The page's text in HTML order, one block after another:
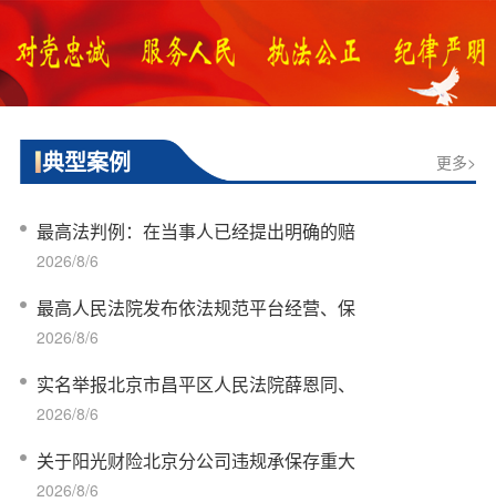
典型案例 更多>
最高法判例：在当事人已经提出明确的赔
2026/8/6
最高人民法院发布依法规范平台经营、保
2026/8/6
实名举报北京市昌平区人民法院薛恩同、
2026/8/6
关于阳光财险北京分公司违规承保存重大
2026/8/6